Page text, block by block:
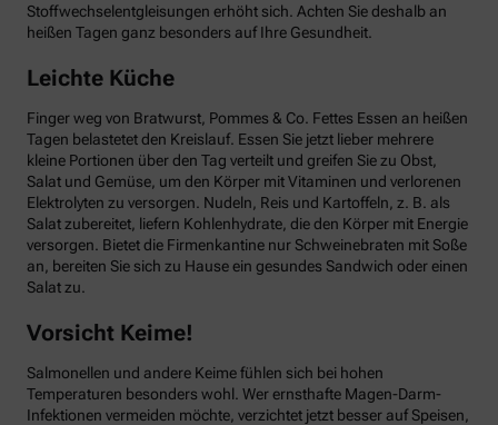
Stoffwechselentgleisungen erhöht sich. Achten Sie deshalb an
heißen Tagen ganz besonders auf Ihre Gesundheit.
Leichte Küche
Finger weg von Bratwurst, Pommes & Co. Fettes Essen an heißen
Tagen belastetet den Kreislauf. Essen Sie jetzt lieber mehrere
kleine Portionen über den Tag verteilt und greifen Sie zu Obst,
Salat und Gemüse, um den Körper mit Vitaminen und verlorenen
Elektrolyten zu versorgen. Nudeln, Reis und Kartoffeln, z. B. als
Salat zubereitet, liefern Kohlenhydrate, die den Körper mit Energie
versorgen. Bietet die Firmenkantine nur Schweinebraten mit Soße
an, bereiten Sie sich zu Hause ein gesundes Sandwich oder einen
Salat zu.
Vorsicht Keime!
Salmonellen und andere Keime fühlen sich bei hohen
Temperaturen besonders wohl. Wer ernsthafte Magen-Darm-
Infektionen vermeiden möchte, verzichtet jetzt besser auf Speisen,